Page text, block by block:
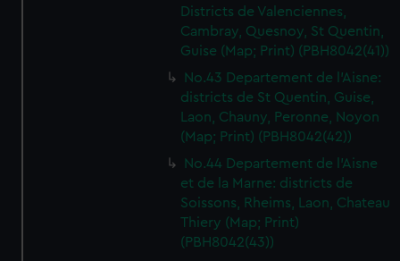
Districts de Valenciennes,
Cambray, Quesnoy, St Quentin,
Guise (Map; Print) (PBH8042(41))
No.43 Departement de l'Aisne:
districts de St Quentin, Guise,
Laon, Chauny, Peronne, Noyon
(Map; Print) (PBH8042(42))
No.44 Departement de l'Aisne
et de la Marne: districts de
Soissons, Rheims, Laon, Chateau
Thiery (Map; Print)
(PBH8042(43))